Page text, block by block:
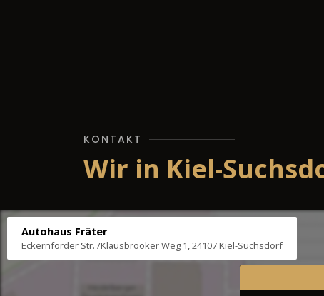
KONTAKT
Wir in Kiel-
Autohaus Fräter
Eckernförder Str. /Klausbrooker Weg 1, 24107 Kiel-Suchsdorf